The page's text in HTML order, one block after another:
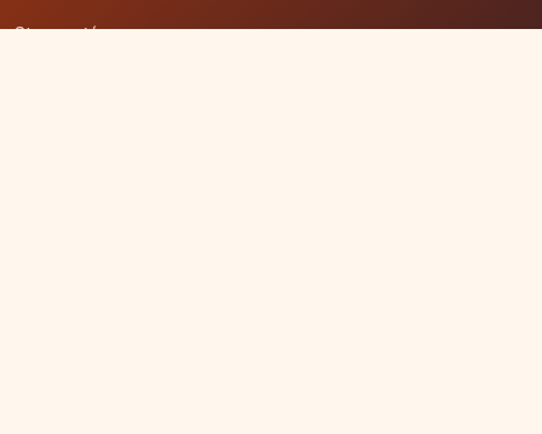
Strona główna